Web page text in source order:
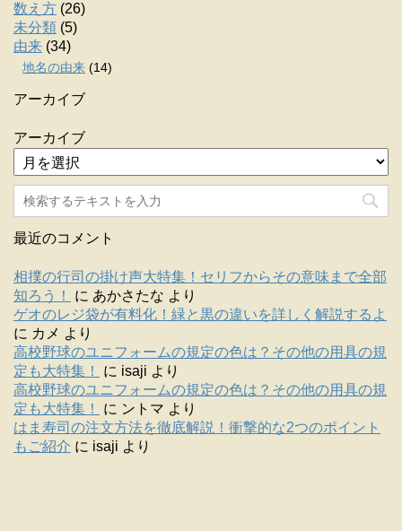
数え方 (26)
未分類 (5)
由来 (34)
地名の由来 (14)
アーカイブ
アーカイブ
最近のコメント
相撲の行司の掛け声大特集！セリフからその意味まで全部
知ろう！
に あかさたな より
ゲオのレジ袋が有料化！緑と黒の違いを詳しく解説するよ
に カメ より
高校野球のユニフォームの規定の色は？その他の用具の規
定も大特集！
に isaji より
高校野球のユニフォームの規定の色は？その他の用具の規
定も大特集！
に ントマ より
はま寿司の注文方法を徹底解説！衝撃的な2つのポイント
もご紹介 に isaji より